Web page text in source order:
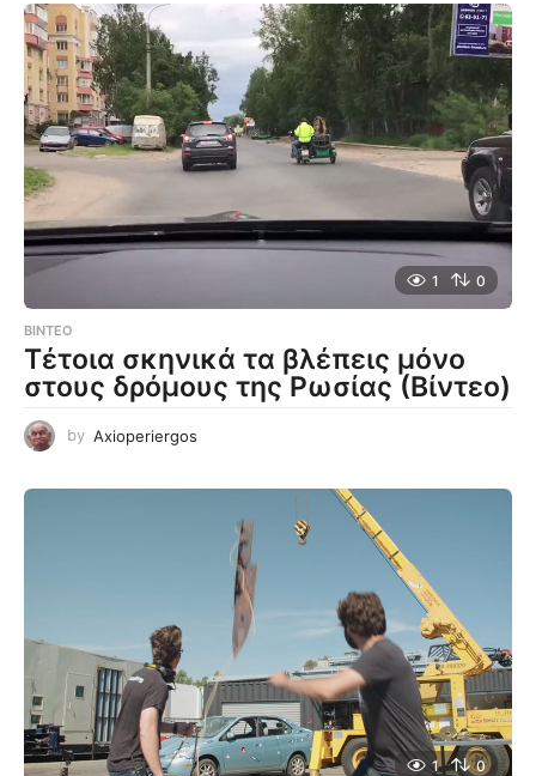
1 0
ΒΊΝΤΕΟ
Τέτοια σκηνικά τα βλέπεις μόνο
στους δρόμους της Ρωσίας (Βίντεο)
by Axioperiergos
1 0